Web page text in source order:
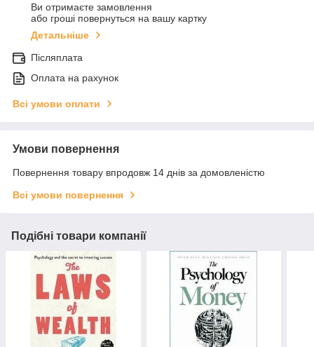
Ви отримаєте замовлення
або гроші повернуться на вашу картку
Детальніше
Післяплата
Оплата на рахунок
Всі умови оплати
Умови повернення
Повернення товару впродовж 14 днів за домовленістю
Всі умови повернення
Подібні товари компанії